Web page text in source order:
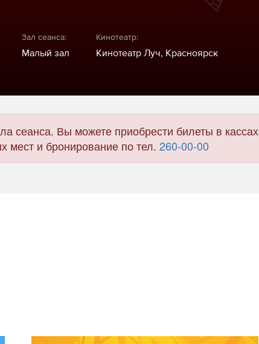
Зал сеанса:
Малый зал
Кинотеатр:
Кинотеатр Луч, Красноярск
сеанса. Вы можете приобрести билеты в
и бронирование по тел. 260-00-00